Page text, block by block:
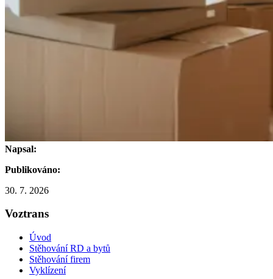
Napsal:
Publikováno:
30. 7. 2026
Voztrans
Úvod
Stěhování RD a bytů
Stěhování firem
Vyklízení